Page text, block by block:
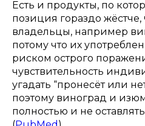
Есть и продукты, по
позиция гораздо
владельцы, например
потому что их
риском острого
чувствительность
угадать “пронесёт или
поэтому виноград и
полностью и не